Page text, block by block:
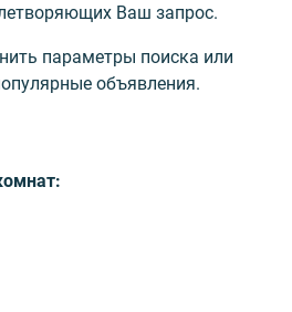
Ваш запрос.
параметры поиска или
объявления.